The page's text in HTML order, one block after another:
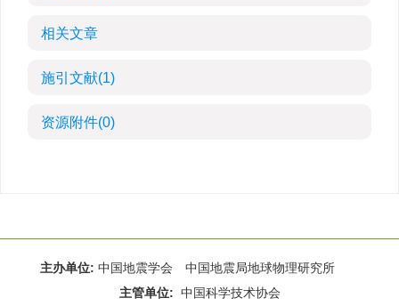
相关文章
施引文献(1)
资源附件(0)
主办单位: 中国地震学会 中国地震局地球物理研究所
主管单位: 中国科学技术协会